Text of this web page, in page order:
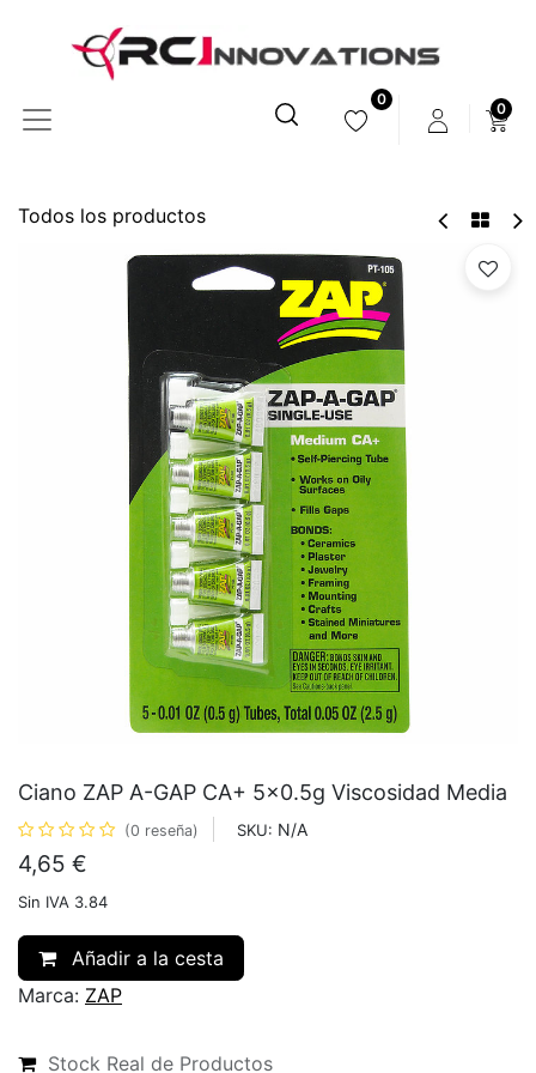
0
0
Todos los productos
Ciano ZAP A-GAP CA+ 5x0.5g Viscosidad Media
(0 reseña) SKU: N/A
4,65 €
Sin IVA 3.84
Añadir a la cesta
Marca: ZAP
Stock Real de Productos